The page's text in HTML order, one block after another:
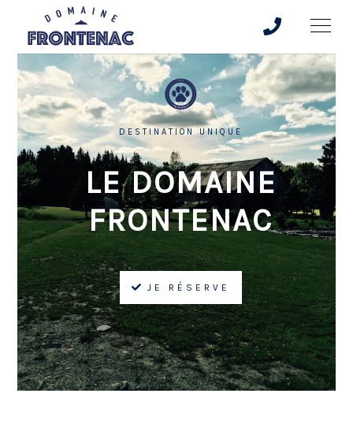
DESTINATION UNIQUE
LE DOMAINE
FRONTENAC
JE RÉSERVE